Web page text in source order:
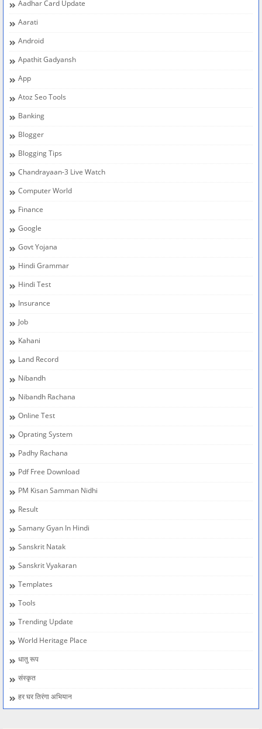
Aadhar Card Update
Aarati
Android
Apathit Gadyansh
App
Atoz Seo Tools
Banking
Blogger
Blogging Tips
Chandrayaan-3 Live Watch
Computer World
Finance
Google
Govt Yojana
Hindi Grammar
Hindi Test
Insurance
Job
Kahani
Land Record
Nibandh
Nibandh Rachana
Online Test
Oprating System
Padhy Rachana
Pdf Free Download
PM Kisan Samman Nidhi
Result
Samany Gyan In Hindi
Sanskrit Natak
Sanskrit Vyakaran
Templates
Tools
Trending Update
World Heritage Place
धातु रूप
संस्कृत
हर घर तिरंगा अभियान